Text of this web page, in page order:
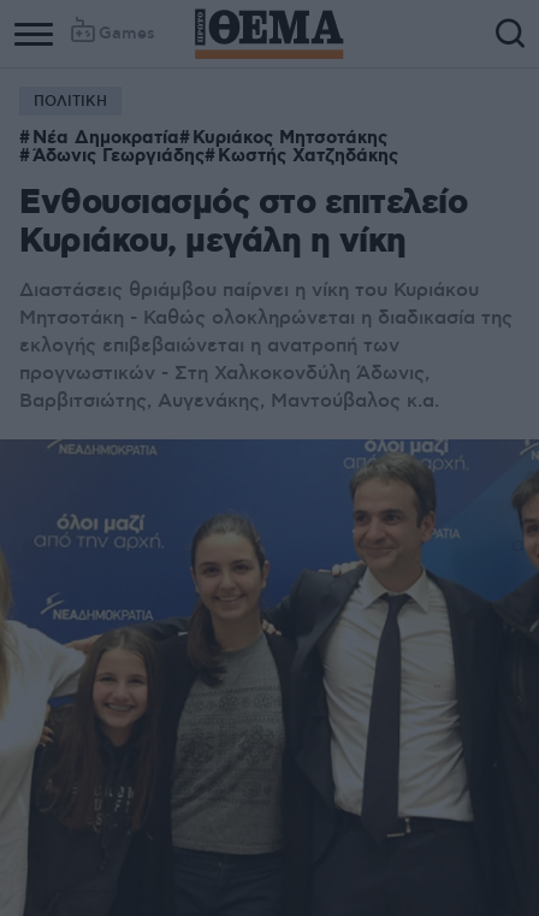
Games
ΠΟΛΙΤΙΚΗ
Νέα Δημοκρατία Κυριάκος Μητσοτάκης
Άδωνις Γεωργιάδης Κωστής Χατζηδάκης
Ενθουσιασμός στο επιτελείο
Κυριάκου, μεγάλη η νίκη
Διαστάσεις θριάμβου παίρνει η νίκη του Κυριάκου
Μητσοτάκη - Καθώς ολοκληρώνεται η διαδικασία της
εκλογής επιβεβαιώνεται η ανατροπή των
προγνωστικών - Στη Χαλκοκονδύλη Άδωνις,
Βαρβιτσιώτης, Αυγενάκης, Μαντούβαλος κ.α.